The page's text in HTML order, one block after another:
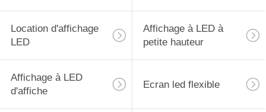
Location d'affichage
LED
Affichage à LED à
petite hauteur
Affichage à LED
d'affiche
Ecran led flexible